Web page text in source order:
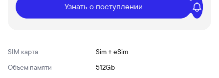
Узнать о поступлении
SIM карта
Sim + eSim
Объем памяти
512Gb